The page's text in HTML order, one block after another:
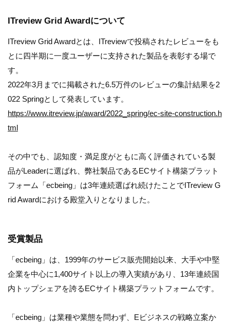
ITreview Grid Awardについて
ITreview Grid Awardとは、ITreviewで投稿されたレビューをも
とに四半期に一度ユーザーに支持された製品を表彰する場で
す。
2022年3月までに掲載された6.5万件のレビューの集計結果を2
022 Springとして発表しています。
https://www.itreview.jp/award/2022_spring/ec-site-construction.h
tml
その中でも、認知度・満足度がともに高く評価されている製
品がLeaderに選ばれ、弊社製品であるECサイト構築プラット
フォーム「ecbeing」は3年連続選ばれ続けたことでITreview G
rid Awardにおける殿堂入りとなりました。
受賞製品
「ecbeing」は、1999年のサービス販売開始以来、大手や中堅
企業を中心に1,400サイト以上の導入実績があり、13年連続国
内トップシェアを誇るECサイト構築プラットフォームです。
「ecbeing」は業種や業態を問わず、Eビジネスの戦略立案か